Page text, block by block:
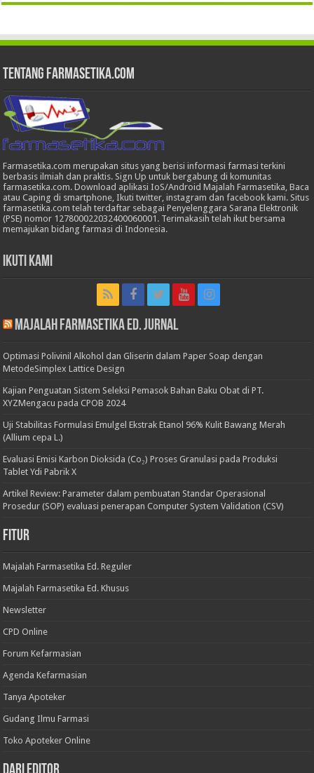
Tentang Farmasetika.com
Farmasetika.com merupakan situs yang berisi informasi farmasi terkini
berbasis ilmiah dan praktis. Sign Up untuk bergabung di komunitas
farmasetika.com. Download aplikasi IoS/Android Majalah Farmasetika, Baca
atau Caping di smartphone, Ikuti twitter, instagram dan facebook kami. Situs
farmasetika.com telah terdaftar sebagai Penyelenggara Sarana Elektronik
(PSE) nomor 127800022032400060001. Terimakasih telah ikut bersama
memajukan bidang farmasi di Indonesia.
Ikuti Kami
Majalah Farmasetika Ed. Jurnal
Optimasi Polivinil Alkohol dan Gliserin dalam Paper Soap dengan
MetodeSimplex Lattice Design
Kajian Penguatan Sistem Seleksi Pemasok Bahan Baku Obat di PT.
XYZMengacu pada CPOB 2024
Uji Stabilitas Formulasi Emulgel Ekstrak Etanol 96% Kulit Bawang Merah
(Allium cepa L.)
Evaluasi Emisi Karbon Dioksida (Co₂) Proses Granulasi pada Produksi
Tablet Ydi Pabrik X
Artikel Review: Parameter dalam pembuatan Standar Operasional
Prosedur (SOP) evaluasi penerapan Computer System Validation (CSV)
Fitur
Majalah Farmasetika Ed. Reguler
Majalah Farmasetika Ed. Khusus
Newsletter
CPD Online
Forum Kefarmasian
Agenda Kefarmasian
Tanya Apoteker
Gudang Ilmu Farmasi
Toko Apoteker Online